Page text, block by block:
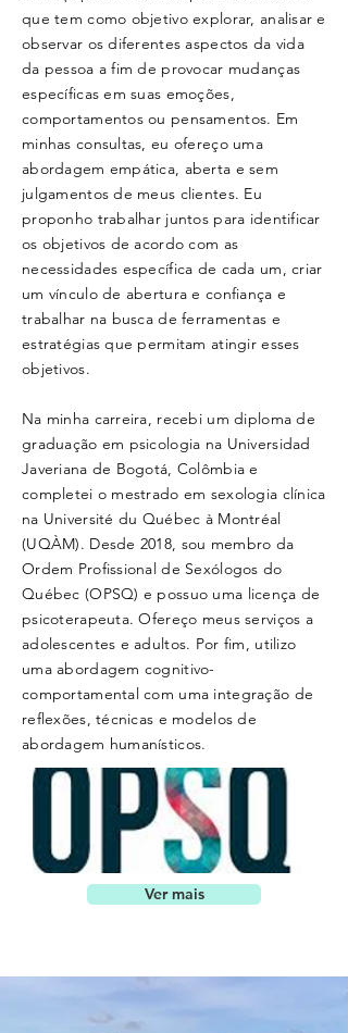
que tem como objetivo explorar, analisar e
observar os diferentes aspectos da vida
da pessoa a fim de provocar mudanças
específicas em suas emoções,
comportamentos ou pensamentos. Em
minhas consultas, eu ofereço uma
abordagem empática, aberta e sem
julgamentos de meus clientes. Eu
proponho trabalhar juntos para identificar
os objetivos de acordo com as
necessidades específica de cada um, criar
um vínculo de abertura e confiança e
trabalhar na busca de ferramentas e
estratégias que permitam atingir esses
objetivos.
Na minha carreira, recebi um diploma de
graduação em psicologia na Universidad
Javeriana de Bogotá, Colômbia e
completei o mestrado em sexologia clínica
na Université du Québec à Montréal
(UQÀM). Desde 2018, sou membro da
Ordem Profissional de Sexólogos do
Québec (OPSQ) e possuo uma licença de
psicoterapeuta. Ofereço meus serviços a
adolescentes e adultos. Por fim, utilizo
uma abordagem cognitivo-
comportamental com uma integração de
reflexões, técnicas e modelos de
abordagem humanísticos.
Ver mais